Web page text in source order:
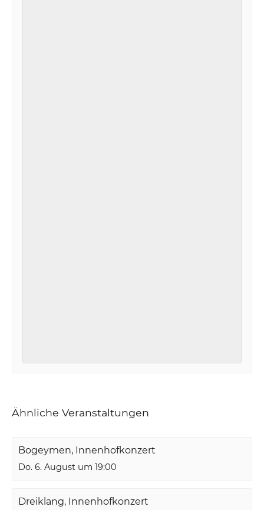
Ähnliche Veranstaltungen
Bogeymen, Innenhofkonzert
Do. 6. August um 19:00
Dreiklang, Innenhofkonzert